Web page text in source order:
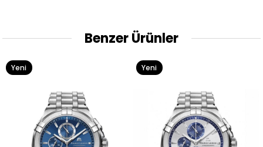
Benzer Ürünler
Yeni
Yeni